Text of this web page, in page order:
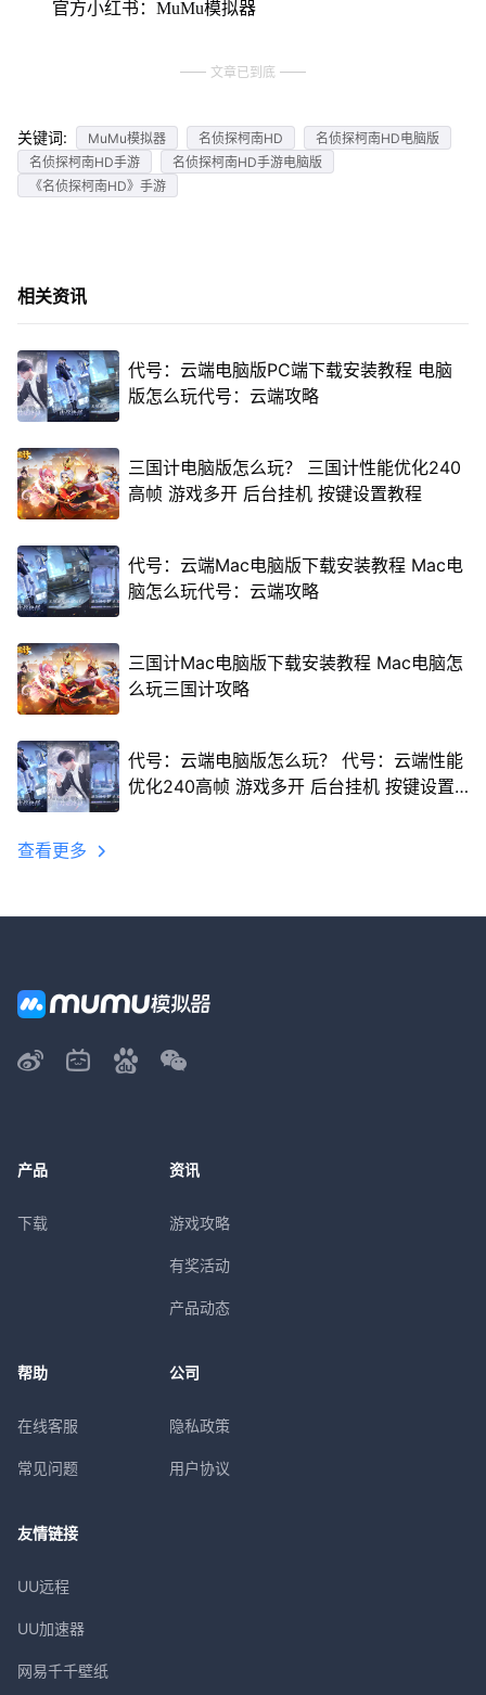
官方小红书：MuMu模拟器
文章已到底
关键词: MuMu模拟器 名侦探柯南HD
名侦探柯南HD电脑版
名侦探柯南HD手游
名侦探柯南HD手游电脑版
《名侦探柯南HD》手游
相关资讯
代号：云端电脑版PC端下载安装教程 电脑
版怎么玩代号：云端攻略
三国计电脑版怎么玩？ 三国计性能优化240
高帧 游戏多开 后台挂机 按键设置教程
代号：云端Mac电脑版下载安装教程 Mac电
脑怎么玩代号：云端攻略
三国计Mac电脑版下载安装教程 Mac电脑怎
么玩三国计攻略
代号：云端电脑版怎么玩？ 代号：云端性能
优化240高帧 游戏多开 后台挂机 按键设置
查看更多
产品
下载
资讯
游戏攻略
有奖活动
产品动态
帮助
在线客服
常见问题
公司
隐私政策
用户协议
友情链接
UU远程
UU加速器
网易千千壁纸